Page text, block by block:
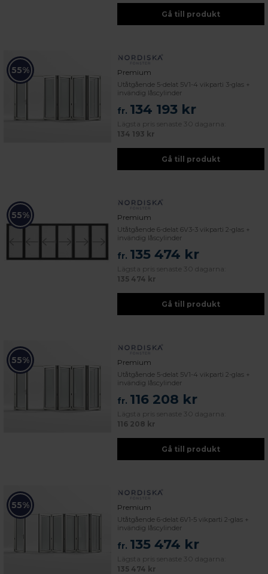
Gå till produkt
55% Premium
Utåtgående 5-delat 5V1-4 vikparti 3-glas +
invändig låscylinder
fr. 134 193 kr
Lägsta pris senaste 30 dagarna:
134 193 kr
Gå till produkt
55% Premium
Utåtgående 6-delat 6V3-3 vikparti 2-glas +
invändig låscylinder
fr. 135 474 kr
Lägsta pris senaste 30 dagarna:
135 474 kr
Gå till produkt
55% Premium
Utåtgående 5-delat 5V1-4 vikparti 2-glas +
invändig låscylinder
fr. 116 208 kr
Lägsta pris senaste 30 dagarna:
116 208 kr
Gå till produkt
55% Premium
Utåtgående 6-delat 6V1-5 vikparti 2-glas +
invändig låscylinder
fr. 135 474 kr
Lägsta pris senaste 30 dagarna:
135 474 kr